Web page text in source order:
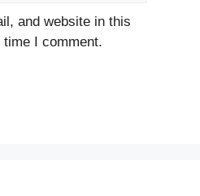
and website in this
I comment.